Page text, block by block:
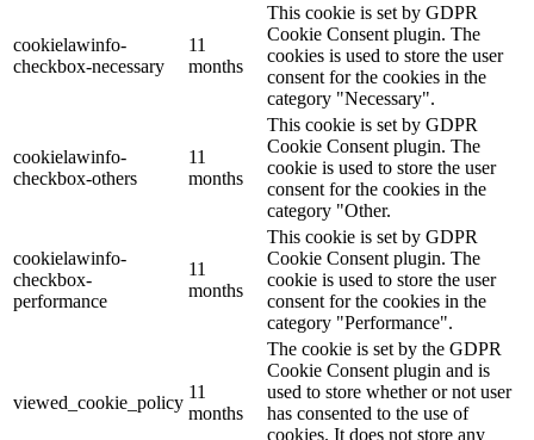
cookielawinfo-
checkbox-necessary
11
months
This cookie is set by GDPR
Cookie Consent plugin. The
cookies is used to store the user
consent for the cookies in the
category "Necessary".
cookielawinfo-
checkbox-others
11
months
This cookie is set by GDPR
Cookie Consent plugin. The
cookie is used to store the user
consent for the cookies in the
category "Other.
cookielawinfo-
checkbox-
performance
11
months
This cookie is set by GDPR
Cookie Consent plugin. The
cookie is used to store the user
consent for the cookies in the
category "Performance".
viewed_cookie_policy
11
months
The cookie is set by the GDPR
Cookie Consent plugin and is
used to store whether or not user
has consented to the use of
cookies. It does not store any